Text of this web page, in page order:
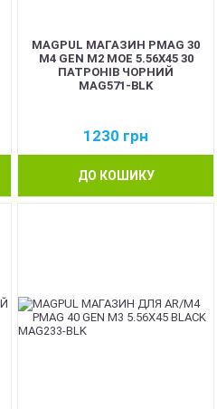
MAGPUL МАГАЗИН PMAG 30
M4 GEN M2 MOE 5.56X45 30
ПАТРОНІВ ЧОРНИЙ
MAG571-BLK
1230 грн
ДО КОШИКУ